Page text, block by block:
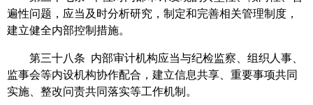
遍性问题，应当及时分析研究，制定和完善相关管理制度，
建立健全内部控制措施。
第三十八条 内部审计机构应当与纪检监察、组织人事、
监事会等内设机构协作配合，建立信息共享、重要事项共同
实施、整改问责共同落实等工作机制。